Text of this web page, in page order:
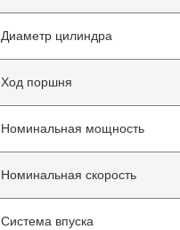
Диаметр цилиндра
Ход поршня
Номинальная мощность
Номинальная скорость
Система впуска